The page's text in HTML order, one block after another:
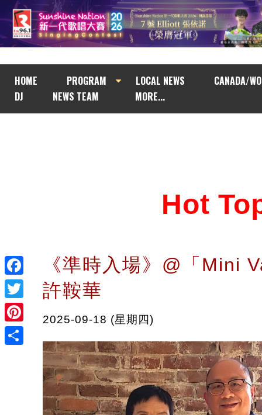
HOME PROGRAM LOCAL NEWS
CANADA/
DJ
NEWS TEAM MORE...
Facebook
Twitter
Pinterest
Hot
《準時入場》@「Mini
許鞍華
2025-09-18 (星期四)